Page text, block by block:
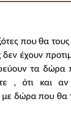
που θα τους
έχουν
τα δώρα
, ότι και
με δώρα που θα